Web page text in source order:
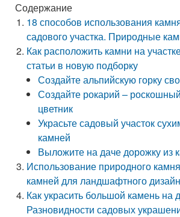
Содержание
18 способов использования
садового участка. Природные
Как расположить камни на
статьи в новую подборку
Создайте альпийскую горку
Создайте рокарий –
цветник
Украсьте садовый участок
камней
Выложите на даче дорожку из
Использование природного
камней для ландшафтного
Как украсить большой камень на
Разновидности садовых